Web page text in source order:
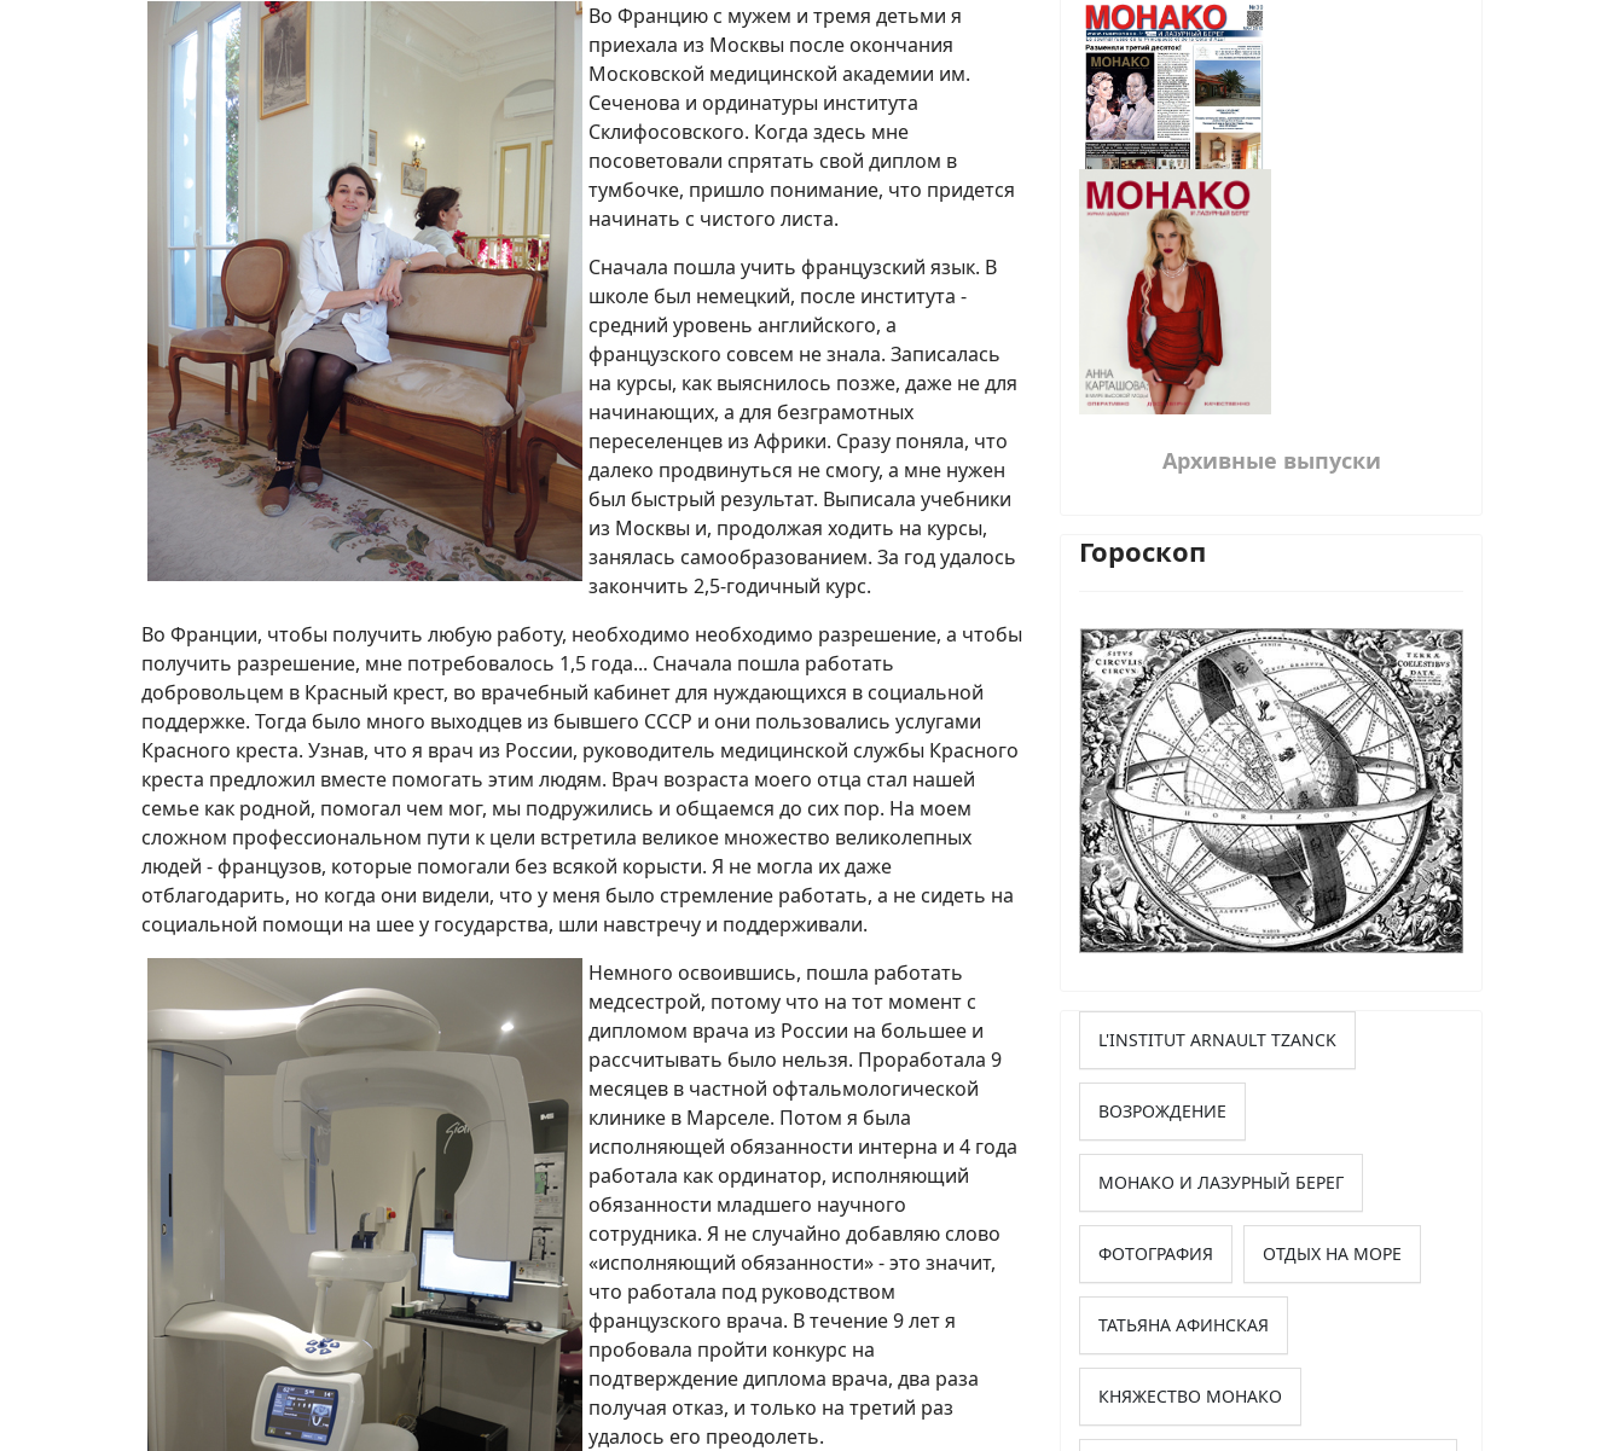
Во Францию с мужем и тремя детьми я
приехала из Москвы после окончания
Московской медицинской академии им.
Сеченова и ординатуры института
Склифосовского. Когда здесь мне
посоветовали спрятать свой диплом в
тумбочке, пришло понимание, что придется
начинать с чистого листа.
Сначала пошла учить французский язык. В
школе был немецкий, после института -
средний уровень английского, а
французского совсем не знала. Записалась
на курсы, как выяснилось позже, даже не для
начинающих, а для безграмотных
переселенцев из Африки. Сразу поняла, что
далеко продвинуться не смогу, а мне нужен
был быстрый результат. Выписала учебники
из Москвы и, продолжая ходить на курсы,
занялась самообразованием. За год удалось
закончить 2,5-годичный курс.
Во Франции, чтобы получить любую работу, необходимо необходимо разрешение, а чтобы
получить разрешение, мне потребовалось 1,5 года... Сначала пошла работать
добровольцем в Красный крест, во врачебный кабинет для нуждающихся в социальной
поддержке. Тогда было много выходцев из бывшего СССР и они пользовались услугами
Красного креста. Узнав, что я врач из России, руководитель медицинской службы Красного
креста предложил вместе помогать этим людям. Врач возраста моего отца стал нашей
семье как родной, помогал чем мог, мы подружились и общаемся до сих пор. На моем
сложном профессиональном пути к цели встретила великое множество великолепных
людей - французов, которые помогали без всякой корысти. Я не могла их даже
отблагодарить, но когда они видели, что у меня было стремление работать, а не сидеть на
социальной помощи на шее у государства, шли навстречу и поддерживали.
Немного освоившись, пошла работать
медсестрой, потому что на тот момент с
дипломом врача из России на большее и
рассчитывать было нельзя. Проработала 9
месяцев в частной офтальмологической
клинике в Марселе. Потом я была
исполняющей обязанности интерна и 4 года
работала как ординатор, исполняющий
обязанности младшего научного
сотрудника. Я не случайно добавляю слово
«исполняющий обязанности» - это значит,
что работала под руководством
французского врача. В течение 9 лет я
пробовала пройти конкурс на
подтверждение диплома врача, два раза
получая отказ, и только на третий раз
удалось его преодолеть.
Архивные выпуски
Гороскоп
L'INSTITUT ARNAULT TZANCK
ВОЗРОЖДЕНИЕ
МОНАКО И ЛАЗУРНЫЙ БЕРЕГ
ФОТОГРАФИЯ ОТДЫХ НА МОРЕ
ТАТЬЯНА АФИНСКАЯ
КНЯЖЕСТВО МОНАКО